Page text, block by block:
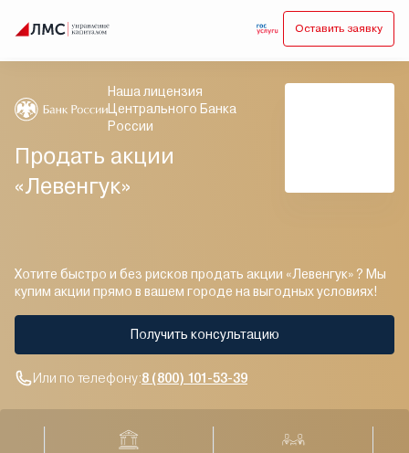
Оставить заявку
Наша лицензия
Центрального Банка
России
Продать акции
«Левенгук»
Хотите быстро и без рисков продать акции «Левенгук» ? Мы
купим акции прямо в вашем городе на выгодных условиях!
Получить консультацию
Или по телефону:8 (800) 101-53-39